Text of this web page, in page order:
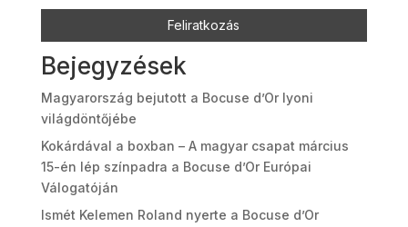
Bejegyzések
Magyarország bejutott a Bocuse d’Or lyoni
világdöntőjébe
Kokárdával a boxban – A magyar csapat március
15-én lép színpadra a Bocuse d’Or Európai
Válogatóján
Ismét Kelemen Roland nyerte a Bocuse d’Or